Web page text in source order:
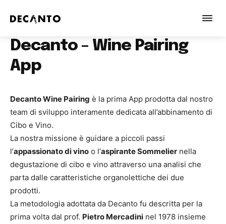
Decanto – Wine Pairing
App
Decanto Wine Pairing è la prima App prodotta dal nostro
team di sviluppo interamente dedicata all’abbinamento di
Cibo e Vino.
La nostra missione è guidare a piccoli passi
l’appassionato di vino o l’aspirante Sommelier nella
degustazione di cibo e vino attraverso una analisi che
parta dalle caratteristiche organolettiche dei due
prodotti.
La metodologia adottata da Decanto fu descritta per la
prima volta dal prof. Pietro Mercadini nel 1978 insieme